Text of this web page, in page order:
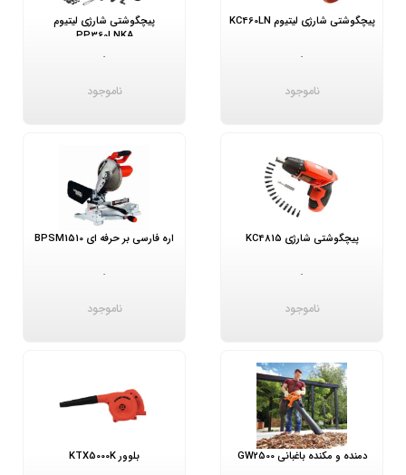
پیچگوشتی شارژی لیتیوم KC460LN
-
ناموجود
پیچگوشتی شارژی لیتیوم
PP360LNKA
-
ناموجود
پیچگوشتی شارژی KC4815
-
ناموجود
اره فارسی بر حرفه ای BPSM1510
-
ناموجود
دمنده و مکنده باغبانی GW2500 بلوور KTX5000K